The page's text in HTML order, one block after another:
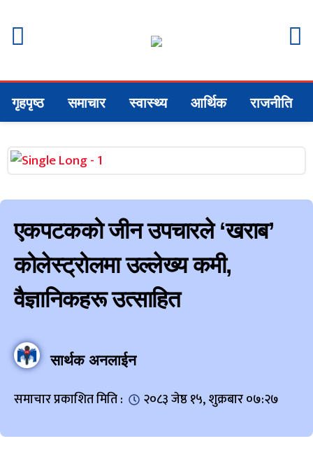
गृहपृष्ठ समाचार स्वास्थ्य आर्थिक राजनीति
एकपटकको जीन उपचारले ‘खराब’
कोलेस्ट्रोलमा उल्लेख्य कमी,
वैज्ञानिकहरू उत्साहित
सार्थक अनलाईन
समाचार प्रकाशित मिति : २०८३ जेष्ठ १५, शुक्रबार ०७:२७